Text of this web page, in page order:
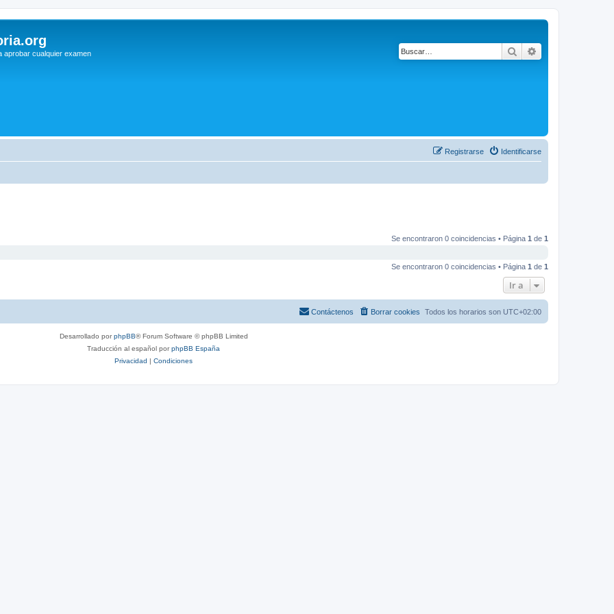
aprobar cualquier examen Buscar
Identificarse
Registrarse
Se encontraron 0 coincidencias • Página 1 de 1
Se encontraron 0 coincidencias • Página 1 de 1
Ir a
Todos los horarios son UTC+02:00
Borrar cookies
Contáctenos
Desarrollado porphpBB® Forum Software © phpBB Limited
Traducción al español porphpBB España
Privacidad | Condiciones